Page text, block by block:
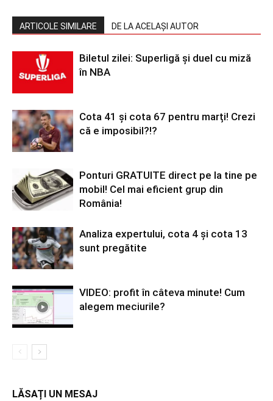
ARTICOLE SIMILARE DE LA ACELAȘI AUTOR
Biletul zilei: Superligă și duel cu miză
în NBA
Cota 41 și cota 67 pentru marți! Crezi
că e imposibil?!?
Ponturi GRATUITE direct pe la tine pe
mobil! Cel mai eficient grup din
România!
Analiza expertului, cota 4 și cota 13
sunt pregătite
VIDEO: profit în câteva minute! Cum
alegem meciurile?
LĂSAȚI UN MESAJ